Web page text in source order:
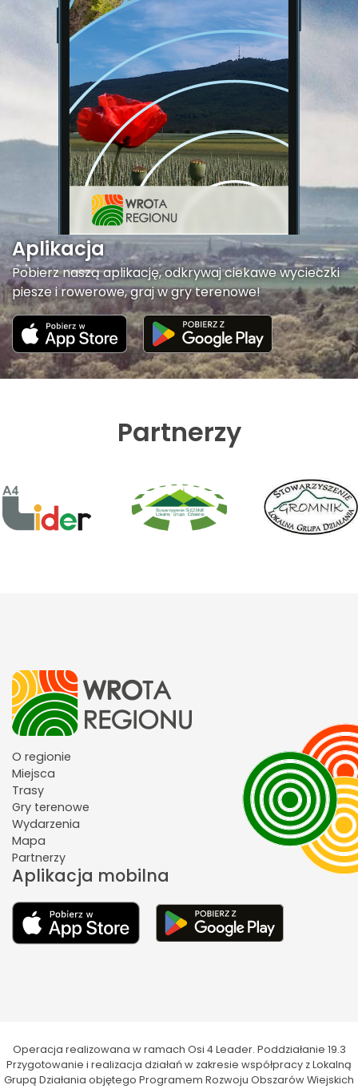
Aplikacja
Pobierz naszą aplikację, odkrywaj ciekawe wycieczki
piesze i rowerowe, graj w gry terenowe!
Partnerzy
O regionie
Miejsca
Trasy
Gry terenowe
Wydarzenia
Mapa
Partnerzy
Aplikacja mobilna
Operacja realizowana w ramach Osi 4 Leader. Poddziałanie 19.3
Przygotowanie i realizacja działań w zakresie współpracy z Lokalną
Grupą Działania objętego Programem Rozwoju Obszarów Wiejskich